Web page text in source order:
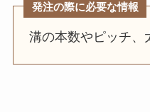
発注の際に必要な情報
溝の本数やピッチ、